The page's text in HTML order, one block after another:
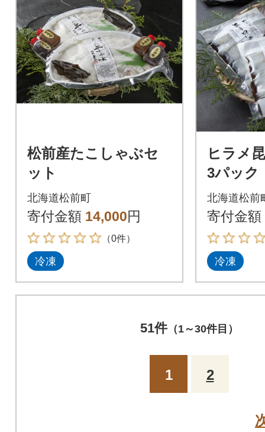
松前産たこしゃぶセ
ット
北海道松前町
寄付金額 14,000円
（0件）
冷凍
ヒラメ
3パック
北海道松前
寄付金額
冷凍
51件（1～30件目）
1 2